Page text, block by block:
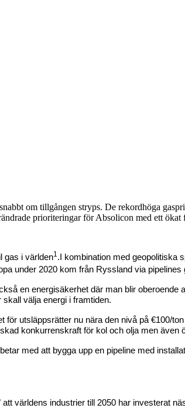
om tillgången stryps. De rekordhöga
prioriteringar för Absolicon med ett ökat
gas i världen1.I kombination med geopolitiska
under 2020 kom från Ryssland via
en energisäkerhet där man blir
välja energi i framtiden.
utsläppsrätter nu nära den nivå på €100/
konkurrenskraft för kol och olja men även
med att bygga upp en pipeline med
världens industrier till 2050 har investerat